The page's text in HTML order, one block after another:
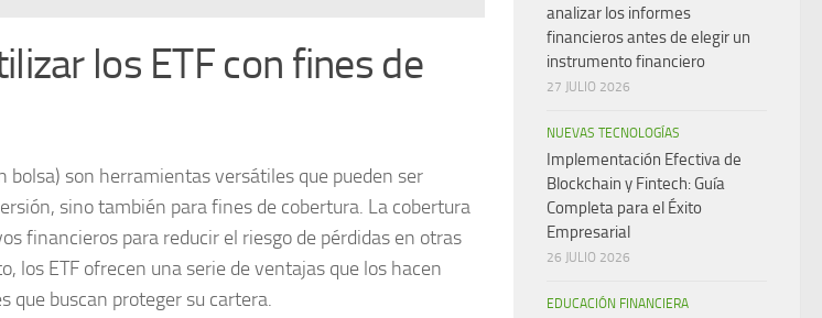
los ETF con fines de
bolsa) son herramientas versátiles que pueden ser
sino también para fines de cobertura. La cobertura
financieros para reducir el riesgo de pérdidas en otras
los ETF ofrecen una serie de ventajas que los hacen
que buscan proteger su cartera.
analizar los informes
financieros antes de elegir un
instrumento financiero
27 JULIO 2026
NUEVAS TECNOLOGÍAS
Implementación Efectiva de
Blockchain y Fintech: Guía
Completa para el Éxito
Empresarial
26 JULIO 2026
EDUCACIÓN FINANCIERA